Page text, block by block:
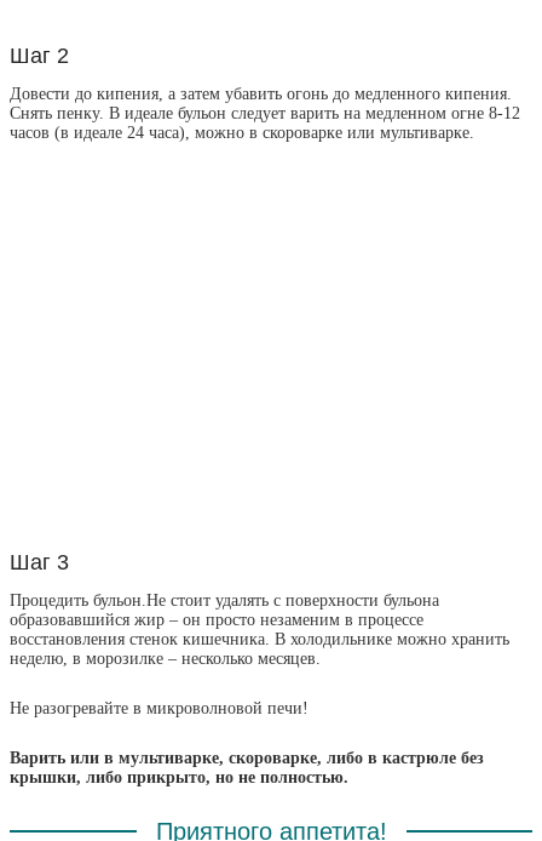
Шаг 2
Довести до кипения, а затем убавить огонь до медленного кипения.
Снять пенку. В идеале бульон следует варить на медленном огне 8-12
часов (в идеале 24 часа), можно в скороварке или мультиварке.
Шаг 3
Процедить бульон.Не стоит удалять с поверхности бульона
образовавшийся жир – он просто незаменим в процессе
восстановления стенок кишечника. В холодильнике можно хранить
неделю, в морозилке – несколько месяцев.
Не разогревайте в микроволновой печи!
Варить или в мультиварке, скороварке, либо в кастрюле без
крышки, либо прикрыто, но не полностью.
Приятного аппетита!